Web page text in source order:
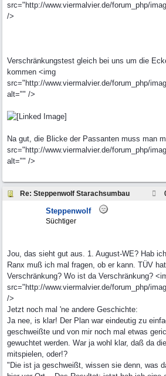
src="http://www.viermalvier.de/forum_php/
/>
Verschränkungstest gleich bei uns um die
kommen <img
src="http://www.viermalvier.de/forum_php/
alt="" />
Na gut, die Blicke der Passanten muss man
src="http://www.viermalvier.de/forum_php/
alt="" />
Re: Steppenwolf Starachsumbau
Steppenwolf
Süchtiger
Jou, das sieht gut aus. 1. August-WE? Hab
Ranx muß ich mal fragen, ob er kann. TÜV
Verschränkung? Wo ist da Verschränkung?
src="http://www.viermalvier.de/forum_php/
/>
Jetzt noch mal 'ne andere Geschichte:
Ja nee, is klar! Der Plan war eindeutig zu
geschweißte und von mir noch mal etwas
gewuchtet werden. War ja wohl klar, daß da
mitspielen, oder!?
"Die ist ja geschweißt, wissen sie denn, was